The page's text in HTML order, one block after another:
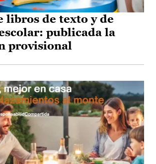
libros de texto y de
publicada la
provisional